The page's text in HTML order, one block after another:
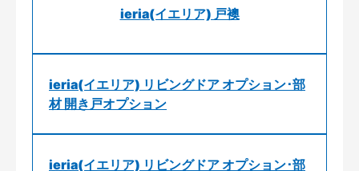
ieria(イエリア) 戸襖
ieria(イエリア) リビングドア オプション･部
材 開き戸オプション
ieria(イエリア) リビングドア オプション･部